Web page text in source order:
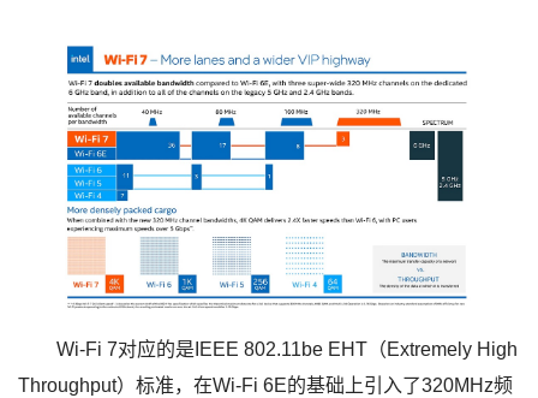
Wi-Fi 7对应的是IEEE 802.11be EHT（Extremely High
Throughput）标准，在Wi-Fi 6E的基础上引入了320MHz频